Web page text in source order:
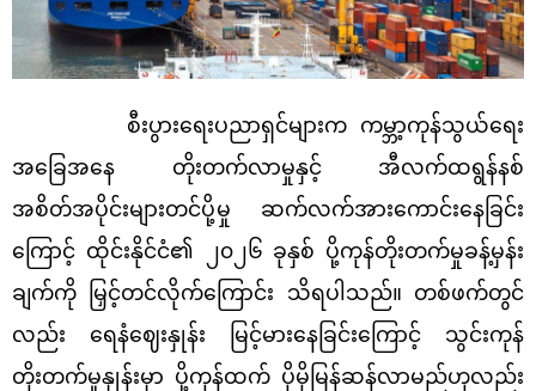
စီးပွားရေးပညာရှင်များက ကမ္ဘာ့ကုန်သွယ်ရေး
အခြေအနေ တိုးတက်လာမှုနှင့် အီလက်ထရွန်နစ်
အစိတ်အပိုင်းများတင်ပို့မှု ဆက်လက်အားကောင်းနေခြင်း
ကြောင့် ထိုင်းနိုင်ငံ၏ ၂၀၂၆ ခုနှစ် ပို့ကုန်တိုးတက်မှုခန့်မှန်း
ချက်ကို မြှင့်တင်လိုက်ကြောင်း သိရပါသည်။ တစ်ဖက်တွင်
လည်း ရေနံဈေးနှုန်း မြင့်မားနေခြင်းကြောင့် သွင်းကုန်
တိုးတက်မှုနှုန်းမှာ ပို့ကုန်ထက် ပိုမိုမြန်ဆန်လာမည်ဟုလည်း